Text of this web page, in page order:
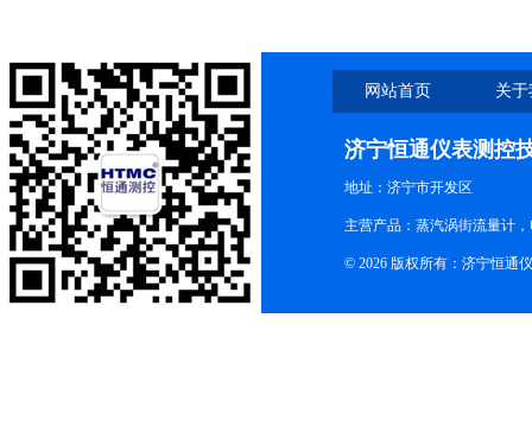
网站首页 关
济宁恒通仪表测控
地址：济宁市开发区
主营产品：蒸汽涡街流量计
© 2026 版权所有：济宁恒通